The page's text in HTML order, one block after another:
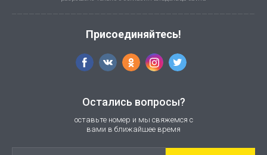
Присоединяйтесь!
Остались вопросы?
оставьте номер и мы свяжемся с
вами в ближайшее время